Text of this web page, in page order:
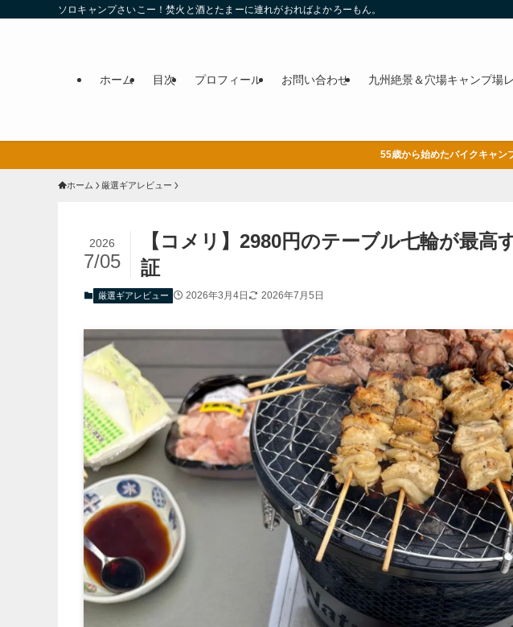
ソロキャンプさいこー！焚火と酒とたまーに連れがおればよかろーもん。
ホーム 目次 プロフィール お問い合わせ 九州絶景＆穴場キャンプ場
55歳から始めたバイクキャン
ホーム 厳選ギアレビュー
【コメリ】2980円のテーブル七輪が最高
証
2026
7/05
厳選ギアレビュー 2026年3月4日 2026年7月5日